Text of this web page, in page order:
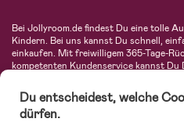
Bei Jollyroom.de findest Du eine tolle
Kindern. Bei uns kannst Du schnell,
einkaufen. Mit freiwilligem 365-Tage-
kompetenten Kundenservice kannst
Autositze, Kinder- und Babymode,
fantastischer
vieles mehr. Wir haben Produkte von
Du entscheidest, welche
dürfen.